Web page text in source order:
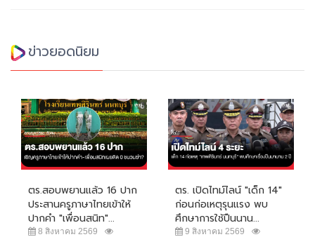
ข่าวยอดนิยม
ตร.สอบพยานแล้ว 16 ปาก
ประสานครูภาษาไทยเข้าให้
ปากคำ "เพื่อนสนิท"...
8 สิงหาคม 2569
ตร. เปิดไทม์ไลน์ "เด็ก 14"
ก่อนก่อเหตุรุนแรง พบ
ศึกษาการใช้ปืนนาน...
9 สิงหาคม 2569